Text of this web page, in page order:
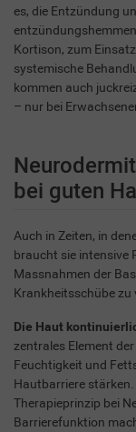
es, die Entzündung
Kortison, zum
systemische
kommen auch
– nur bei
bei guten
Auch in Zeiten, in
braucht sie intensive
Massnahmen der
Krankheitsschübe zu
Die Haut
zentrales Element
Feuchtigkeit und
Hautbarriere
Therapieprinzip bei
Barrierefunktion